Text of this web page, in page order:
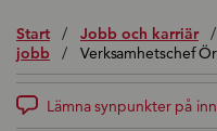
Start / Jobb och karriär /
jobb
/ Verksamhetschef
Lämna synpunkter på